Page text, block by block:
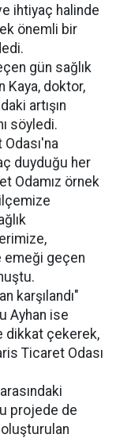
ihtiyaç halinde
önemli bir
gün sağlık
Kaya, doktor,
artışın
söyledi.
duyduğu her
Odamız örnek
emeği geçen
karşılandı"
Ayhan ise
dikkat çekerek,
Ticaret Odası
projede de